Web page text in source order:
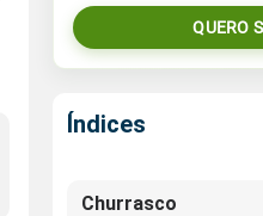
QUERO
Índices
Churrasco